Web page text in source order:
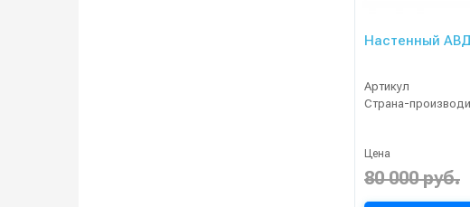
Артикул
Страна-
Цена
80 000 руб.